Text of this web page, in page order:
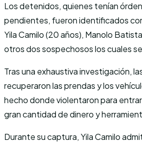
Los detenidos, quienes tenían
pendientes, fueron identificados
Yila Camilo (20 años), Manolo
otros dos sospechosos los cuales
Tras una exhaustiva investigación,
recuperaron las prendas y los
hecho donde violentaron para
gran cantidad de dinero y
Durante su captura, Yila Camilo